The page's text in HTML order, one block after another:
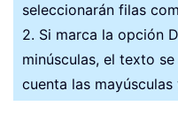
seleccionarán filas
2. Si marca la opción
minúsculas, el texto
cuenta las mayúsculas